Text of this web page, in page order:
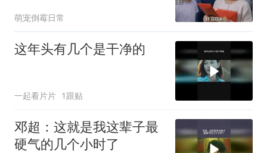
萌宠倒霉日常
这年头有几个是干净的
一起看片片 1跟贴
邓超：这就是我这辈子最
硬气的几个小时了